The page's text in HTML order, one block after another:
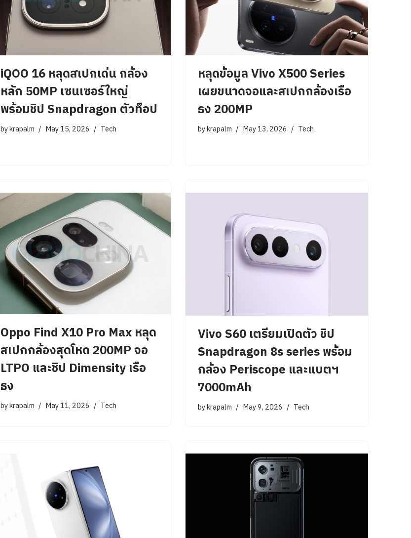
iQOO 16 หลุดสเปกเด่น กล้อง
หลัก 50MP เซนเซอร์ใหญ่
พร้อมชิป Snapdragon ตัวท็อป
bykrapalm May 15, 2026 Tech
หลุดข้อมูล Vivo X500 Series
เผยขนาดจอและสเปกกล้องเรือ
ธง 200MP
bykrapalm May 13, 2026 Tech
Oppo Find X10 Pro Max หลุด
สเปกกล้องสุดโหด 200MP จอ
LTPO และชิป Dimensity เรือ
ธง
bykrapalm May 11, 2026 Tech
Vivo S60 เตรียมเปิดตัว ชิป
Snapdragon 8s series พร้อม
กล้อง Periscope และแบตฯ
7000mAh
bykrapalm May 9, 2026 Tech